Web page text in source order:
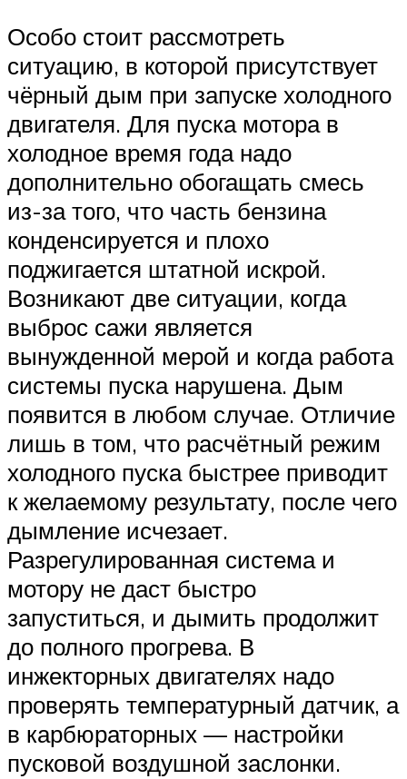
Особо стоит рассмотреть
ситуацию, в которой присутствует
чёрный дым при запуске холодного
двигателя. Для пуска мотора в
холодное время года надо
дополнительно обогащать смесь
из-за того, что часть бензина
конденсируется и плохо
поджигается штатной искрой.
Возникают две ситуации, когда
выброс сажи является
вынужденной мерой и когда работа
системы пуска нарушена. Дым
появится в любом случае. Отличие
лишь в том, что расчётный режим
холодного пуска быстрее приводит
к желаемому результату, после чего
дымление исчезает.
Разрегулированная система и
мотору не даст быстро
запуститься, и дымить продолжит
до полного прогрева. В
инжекторных двигателях надо
проверять температурный датчик, а
в карбюраторных — настройки
пусковой воздушной заслонки.